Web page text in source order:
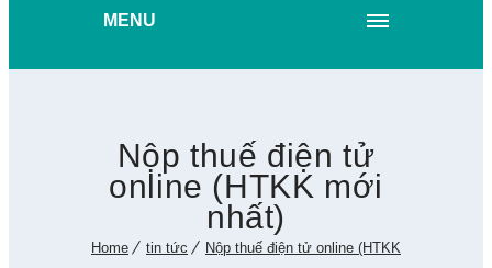
MENU
Nộp thuế điện tử
online (HTKK mới
nhất)
Home tin tức
Nộp thuế điện tử online (HTKK